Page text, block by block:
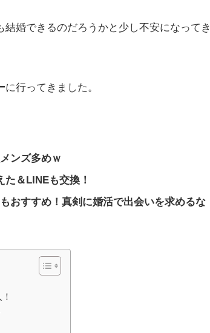
婚できるのだろうかと少し不安になってき
に行ってきました。
ンズ多めｗ
＆LINEも交換！
おすすめ！真剣に婚活で出会いを求めるな